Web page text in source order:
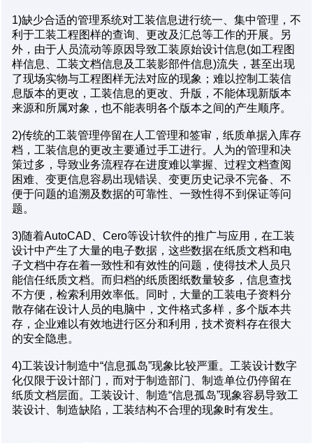
1)缺少合适的管理系统对工装信息进行统一、集中管理，不
利于工装工程图样的查询、更改及汇总等工作的开展。另
外，由于人员流动等原因导致工装原始设计信息(如工程图
样信息、工装文档信息及工装影部件信息)流失，甚至出现
了现场实物与工程图样无法对应的现象；难以控制工装信
息版本的更改，工装信息的更改、升版，不能体现新版本
来源和所属对象，也不能表明各个版本之间的产生顺序。
2)传统的工装管理停留在人工管理和签审，纸质单据入库存
档，工装信息的更改主要通过手工进行。人为的管理和决
策过多，导致业务流程存在进度难以掌握、过程文档查阅
困难、变更信息容易出现错误、变更历史记录不完备、不
便于问题的追溯及数据的可靠性、一致性得不到保证等问
题。
3)随着AutoCAD、Cero等设计软件的推广与应用，在工装
设计中产生了大量的电子数据，这些数据在纸质文档和电
子文档中存在着一致性和有效性的问题，使得技术人员只
能信任纸质文档。而归档的纸质图纸数量较多，信息查找
不方便，检索利用效率低。同时，大量的工装电子资料分
散存储在设计人员的电脑中，文件格式多样，多个版本共
存，企业难以有效地进行区分和利用，技术资料存在很大
的安全隐患。
4)工装设计制造中“信息孤岛”现象比较严重。工装设计数字
化仅限于设计部门，而对于制造部门、制造单位仍停留在
纸质文档层面。工装设计、制造“信息孤岛”现象容易导致工
装设计、制造缺陷，工装结构不合理的现象时有发生。